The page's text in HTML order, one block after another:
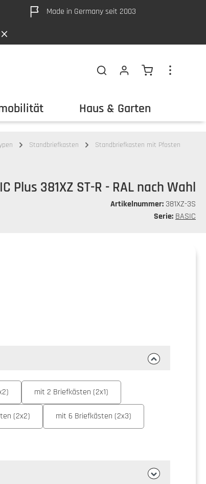
Made in Germany seit 2003
Warenkorb
Haus & Garten
Standbriefkasten Standbriefkasten mit Pfosten
381XZ ST-R - RAL nach Wahl
Artikelnummer: 381XZ-3S
Serie:BASIC
mit 2 Briefkästen (2x1)
(2x2) mit 6 Briefkästen (2x3)